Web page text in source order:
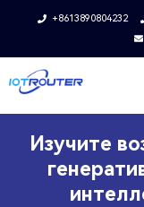
+8613890804232
Изучите